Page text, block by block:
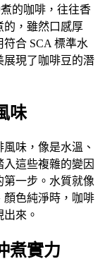
的咖啡，往往香
的，雖然口感厚
合 SCA 標準水
展現了咖啡豆的潛
味
味，像是水溫、
這些複雜的變因
第一步。水質就像
顏色純淨時，咖啡
來。
煮實力